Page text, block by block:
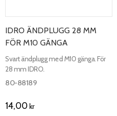
IDRO ÄNDPLUGG 28 MM
FÖR M10 GÄNGA
Svart ändplugg med M10 gänga. För
28 mm IDRO.
80-88189
14,00 kr